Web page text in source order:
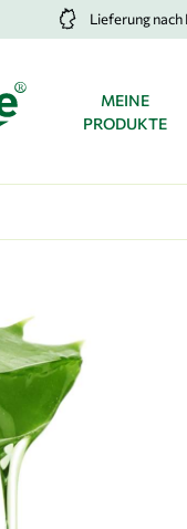
Lieferung
MEINE
PRODUKTE